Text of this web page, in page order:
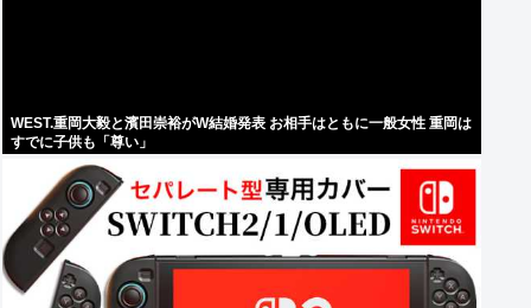
WEST.重岡大毅と濱田崇裕がW結婚発表 お相手はともに一般女性 重岡は
すでに子供も「尊い」